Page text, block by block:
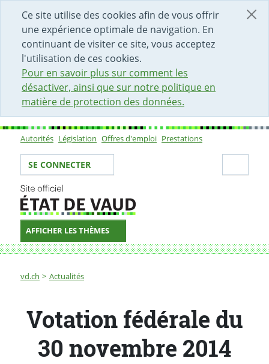
Ce site utilise des cookies afin de vous offrir
une expérience optimale de navigation. En
continuant de visiter ce site, vous acceptez
l'utilisation de ces cookies.
Pour en savoir plus sur comment les
désactiver, ainsi que sur notre politique en
matière de protection des données.
DÉBUT DU CONTENU DE LA PAGE
ACCÈS AU CHAMP DE RECHERCHE
PAGE D'ACCUEIL
FORMULAIRE DE CONTACT
Sous-navigation
Autorités Législation Offres d'emploi Prestations
Votre identité
SE CONNECTER
AFFICHER LES THÈMES
Fil d'Ariane
vd.ch Actualités
Votation fédérale du 30 novembre 2014
Votation fédérale du
30 novembre 2014